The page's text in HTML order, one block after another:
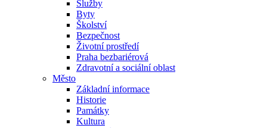
Služby
Byty
Školství
Bezpečnost
Životní prostředí
Praha bezbariérová
Zdravotní a sociální oblast
Město
Základní informace
Historie
Památky
Kultura